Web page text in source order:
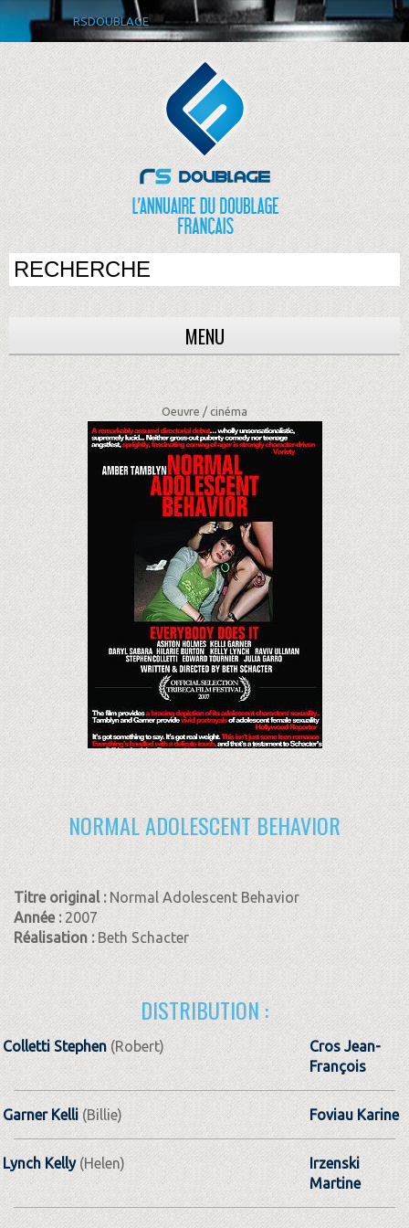
RSDOUBLAGE
MENU
Oeuvre /cinéma
NORMAL ADOLESCENT BEHAVIOR
Titre original : Normal Adolescent Behavior
Année :2007
Réalisation : Beth Schacter
DISTRIBUTION :
Colletti Stephen(Robert)
Cros Jean-
François
Garner Kelli (Billie) Foviau Karine
Lynch Kelly(Helen)
Irzenski
Martine